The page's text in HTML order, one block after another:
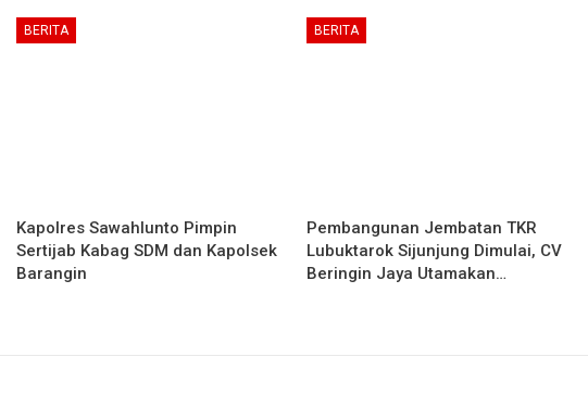
BERITA
Kapolres Sawahlunto Pimpin
Sertijab Kabag SDM dan Kapolsek
Barangin
BERITA
Pembangunan Jembatan TKR
Lubuktarok Sijunjung Dimulai, CV
Beringin Jaya Utamakan…